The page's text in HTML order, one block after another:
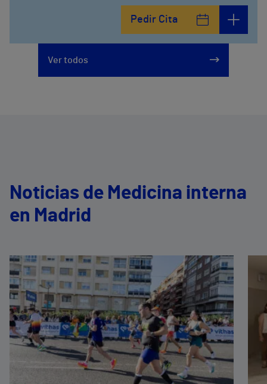
Pedir Cita
Ver todos
Noticias de Medicina interna
en Madrid